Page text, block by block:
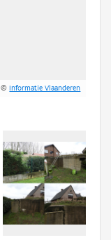
©Informatie Vlaanderen